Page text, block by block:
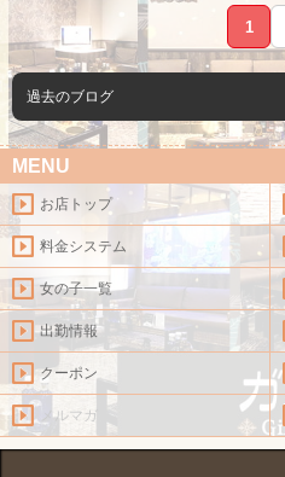
1
過去のブログ
MENU
お店トップ
料金システム
女の子一覧
出勤情報
クーポン
メルマガ